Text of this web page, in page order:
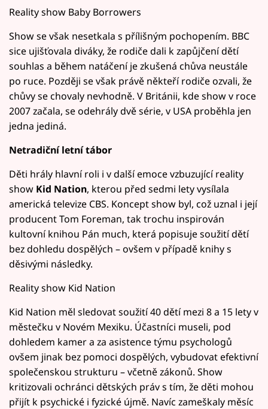
Reality show Baby Borrowers
Show se však nesetkala s přílišným pochopením. BBC
sice ujišťovala diváky, že rodiče dali k zapůjčení dětí
souhlas a během natáčení je zkušená chůva neustále
po ruce. Později se však právě někteří rodiče ozvali, že
chůvy se chovaly nevhodně. V Británii, kde show v roce
2007 začala, se odehrály dvě série, v USA proběhla jen
jedna jediná.
Netradiční letní tábor
Děti hrály hlavní roli i v další emoce vzbuzující reality
show Kid Nation, kterou před sedmi lety vysílala
americká televize CBS. Koncept show byl, což uznal i její
producent Tom Foreman, tak trochu inspirován
kultovní knihou Pán much, která popisuje soužití dětí
bez dohledu dospělých – ovšem v případě knihy s
děsivými následky.
Reality show Kid Nation
Kid Nation měl sledovat soužití 40 dětí mezi 8 a 15 lety v
městečku v Novém Mexiku. Účastníci museli, pod
dohledem kamer a za asistence týmu psychologů
ovšem jinak bez pomoci dospělých, vybudovat efektivní
společenskou strukturu – včetně zákonů. Show
kritizovali ochránci dětských práv s tím, že děti mohou
přijít k psychické i fyzické újmě. Navíc zameškaly měsíc